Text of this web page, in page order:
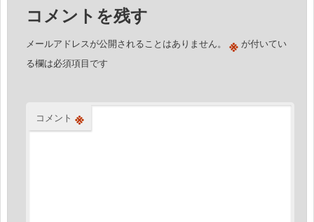
コメントを残す
メールアドレスが公開されることはありません。 ※が付いてい
る欄は必須項目です
コメント ※